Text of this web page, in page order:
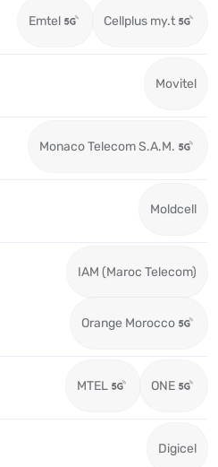
Emtel Cellplus my.t
Movitel
Monaco Telecom S.A.M.
Moldcell
IAM (Maroc Telecom)
Orange Morocco
MTEL ONE
Digicel